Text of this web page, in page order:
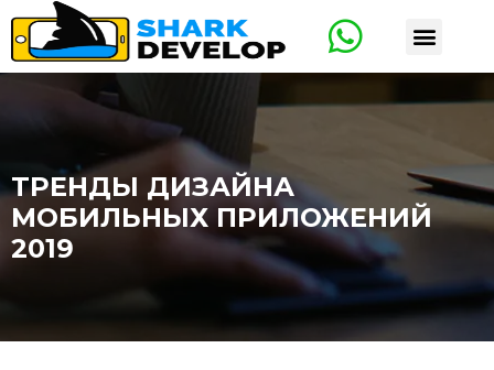
TРЕНДЫ ДИЗАЙНА
МОБИЛЬНЫХ ПРИЛОЖЕНИЙ
2019